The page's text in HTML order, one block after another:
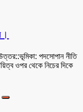
পদসোপান নীতি
ওপর থেকে নিচের দিকে